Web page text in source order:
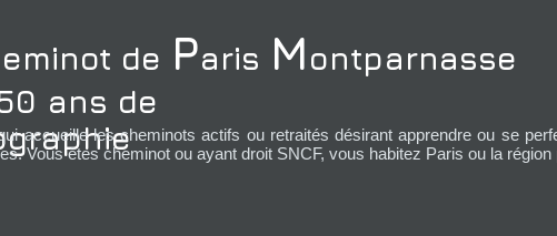
ans de
de Paris Montparnasse
accueille les cheminots actifs ou retraités désirant apprendre ou se
Vous êtes cheminot ou ayant droit SNCF, vous habitez Paris ou la